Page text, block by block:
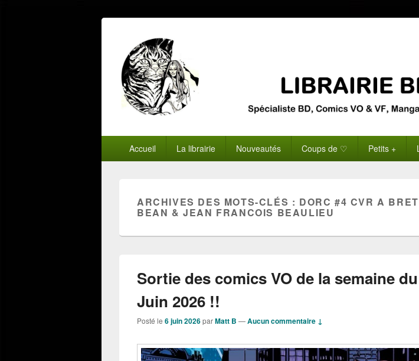
principalAccueil La librairie Nouveautés Coups de ♡ Petits +
ARCHIVES DES MOTS-CLÉS : DORC #4 CVR A
BEAN & JEAN FRANCOIS BEAULIEU
Sortie des comics VO de la semaine
Juin 2026 !!
Posté le 6 juin 2026parMatt B —Aucun commentaire ↓